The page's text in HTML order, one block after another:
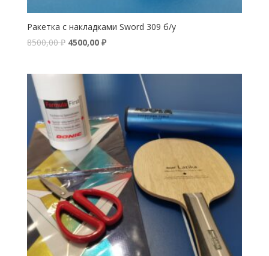
Ракетка с накладками Sword 309 б/у
8500,00₽ 4500,00 ₽